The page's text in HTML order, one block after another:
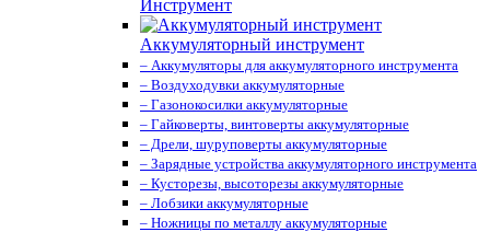
Инструмент
Аккумуляторный инструмент
– Аккумуляторы для аккумуляторного инструмента
– Воздуходувки аккумуляторные
– Газонокосилки аккумуляторные
– Гайковерты, винтоверты аккумуляторные
– Дрели, шуруповерты аккумуляторные
– Зарядные устройства аккумуляторного инструмента
– Кусторезы, высоторезы аккумуляторные
– Лобзики аккумуляторные
– Ножницы по металлу аккумуляторные